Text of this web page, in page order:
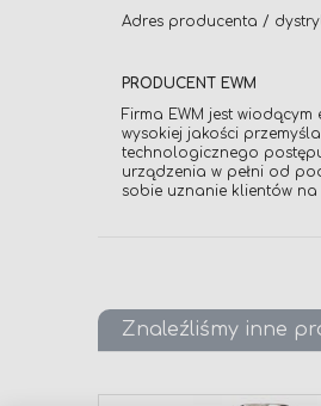
Adres producenta /
PRODUCENT EWM
Firma EWM jest
wysokiej jakości
technologicznego postępu
urządzenia w pełni od
sobie uznanie klientów na
Znaleźliśmy inne